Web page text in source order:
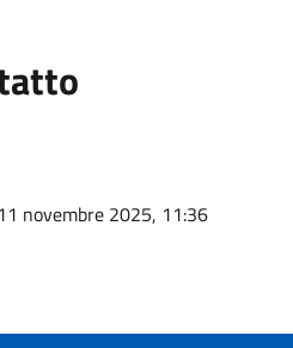
novembre 2025, 11:36